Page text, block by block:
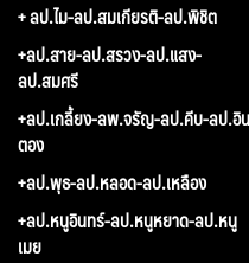
+ ลป.ไม-ลป.สมเกียรติ-ลป.พิชิต
+ลป.สาย-ลป.สรวง-ลป.แสง-
ลป.สมศรี
+ลป.เกลี้ยง-ลพ.จรัญ-ลป.คีบ-ลป.อิน
ตอง
+ลป.พุธ-ลป.หลอด-ลป.เหลือง
+ลป.หนูอินทร์-ลป.หนูหยาด-ลป.หนู
เมย